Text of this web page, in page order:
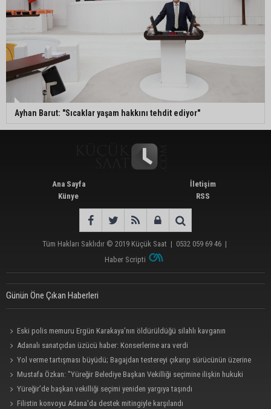
Ayhan Barut: "Sıcaklar yaşam hakkını tehdit ediyor"
Ana Sayfa
Künye
İletişim
RSS
Tüm Hakları Saklıdır © 2019 Küçük Saat | 0532 059 69 46 |
Haber Scripti
Günün Öne Çıkan Haberleri
Eski polis memuru Ergün Karakaya’nın öldürüldüğü silahlı kavganın
görüntüleri ortaya çıktı
Adanalı sanatçıdan üzücü haber: Konserlerine ara verdi
Yol verme tartışması büyüdü; Bagajdan testereyi çıkarıp sürücünün üzerine
yürüdü
Mustafa Özkan: "Yüreğir Belediye Başkan Vekilliği seçimine ilişkin hukuki
süreç başlatıldı"
Yüreğir’de başkan vekilliği seçimi yeniden yargıya taşındı
Filistin konvoyu Adana'da destek mitingiyle karşılandı